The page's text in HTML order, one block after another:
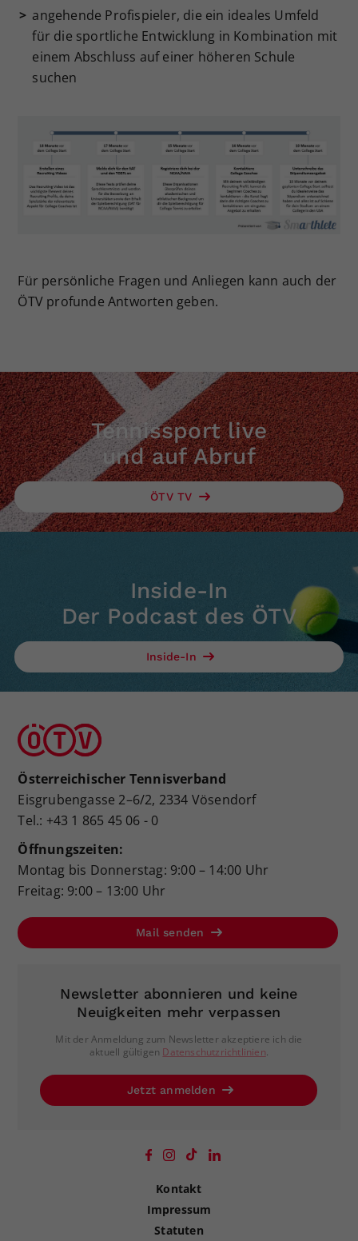
angehende Profispieler, die ein ideales Umfeld
für die sportliche Entwicklung in Kombination mit
einem Abschluss auf einer höheren Schule
suchen
Für persönliche Fragen und Anliegen kann auch der
ÖTV profunde Antworten geben.
Tennissport live
und auf Abruf
ÖTV TV
Inside-In
Der Podcast des ÖTV
Inside-In
Österreichischer Tennisverband
Eisgrubengasse 2–6/2, 2334 Vösendorf
Tel.: +43 1 865 45 06 - 0
Öffnungszeiten:
Montag bis Donnerstag: 9:00 – 14:00 Uhr
Freitag: 9:00 – 13:00 Uhr
Mail senden
Newsletter abonnieren und keine
Neuigkeiten mehr verpassen
Mit der Anmeldung zum Newsletter akzeptiere ich die
aktuell gültigen Datenschutzrichtlinien.
Jetzt anmelden
Kontakt
Impressum
Statuten